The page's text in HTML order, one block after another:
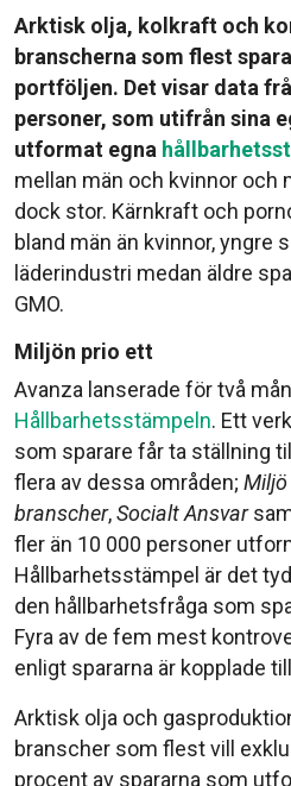
Arktisk olja, kolkraft och
branscherna som flest
portföljen. Det visar data
personer, som utifrån sina
utformat egna
mellan män och kvinnor och
dock stor. Kärnkraft och
bland män än kvinnor, yngre
läderindustri medan äldre
GMO.
Miljön prio ett
Avanza lanserade för två
Hållbarhetsstämpeln. Ett
som sparare får ta ställning
flera av dessa områden;
branscher,Socialt Ansvar
fler än 10 000 personer
Hållbarhetsstämpel är det
den hållbarhetsfråga som
Fyra av de fem mest
enligt spararna är kopplade
Arktisk olja och
branscher som flest vill
procent av spararna som